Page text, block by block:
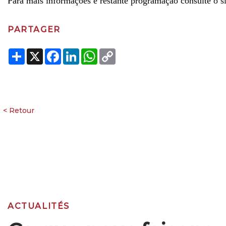
PARTAGER
Share
X Facebook
LinkedInWhatsApp
ACTUALITÉS